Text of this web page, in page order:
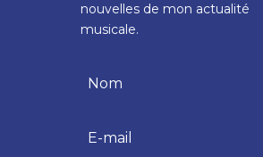
nouvelles de mon actualité
musicale.